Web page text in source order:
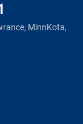
MinnKota,